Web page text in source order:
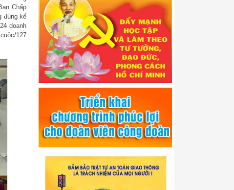
Chấp
đúng kế
doanh
127